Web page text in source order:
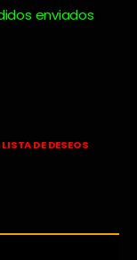
enviados
DE DESEOS